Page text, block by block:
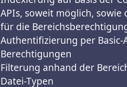
APIs, soweit möglich, sowie
für die
Authentifizierung per
Berechtigungen
Filterung anhand der
Datei-Typen